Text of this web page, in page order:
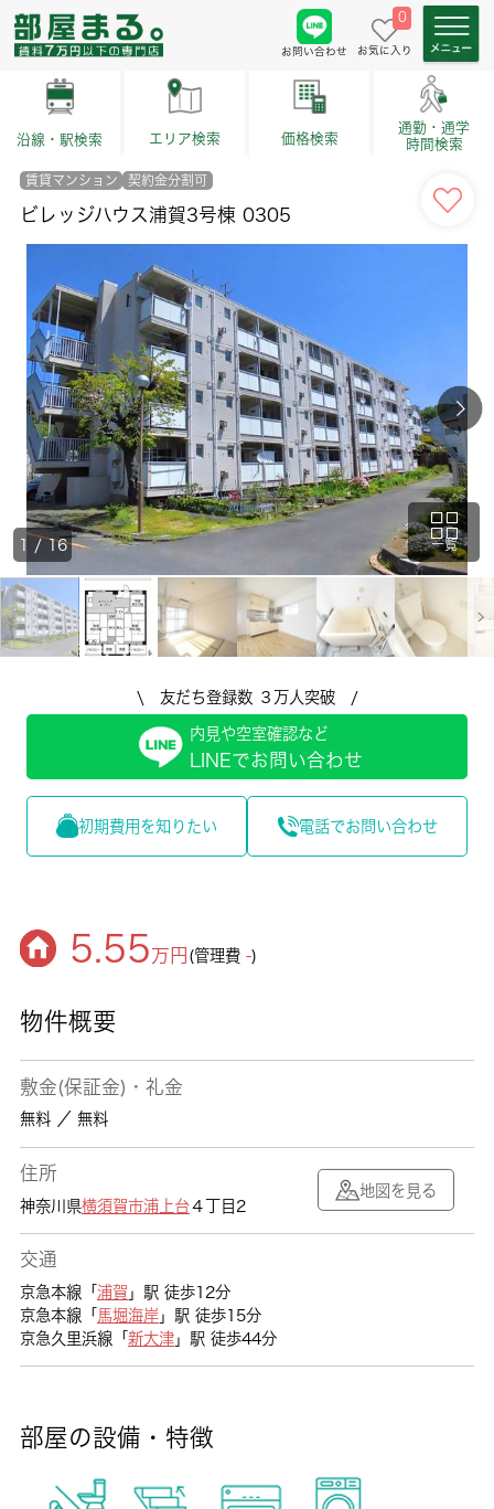
お問い合わせ
0
お気に入り
沿線・駅検索 エリア検索 価格検索
通勤・通学
時間検索
賃貸マンション 契約金分割可
ビレッジハウス浦賀3号棟 0305
一覧
1 /16
\ 友だち登録数 ３万人突破 /
内見や空室確認など
LINEでお問い合わせ
初期費用を知りたい 電話でお問い合わせ
5.55万円 (管理費-)
物件概要
敷金(保証金)・礼金
無料 ／ 無料
住所
神奈川県横須賀市浦上台４丁目2
地図を見る
交通
京急本線「 浦賀 」駅 徒歩12分
京急本線「 馬堀海岸」駅 徒歩15分
京急久里浜線「 新大津」駅 徒歩44分
部屋の設備・特徴